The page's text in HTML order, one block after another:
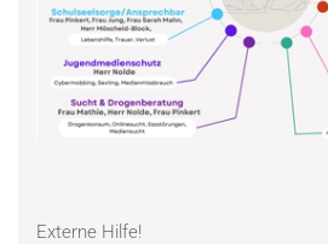
Externe Hilfe!